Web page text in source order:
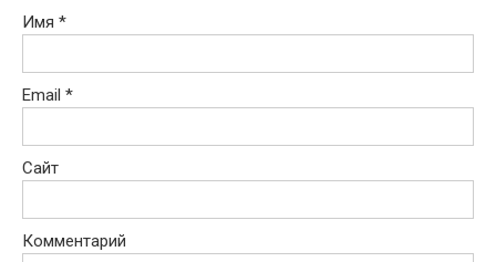
Имя *
Email *
Сайт
Комментарий